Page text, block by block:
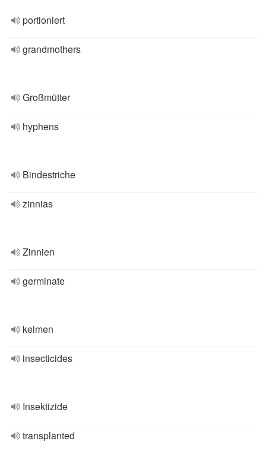
portioniert
grandmothers
Großmütter
hyphens
Bindestriche
zinnias
Zinnien
germinate
keimen
insecticides
Insektizide
transplanted